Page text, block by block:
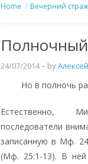
Home Вечерний страж
24/07/2014– byАлексей
Но в полночь
последователи
записанную в Мф.
(Мф. 25:1-13). В ней